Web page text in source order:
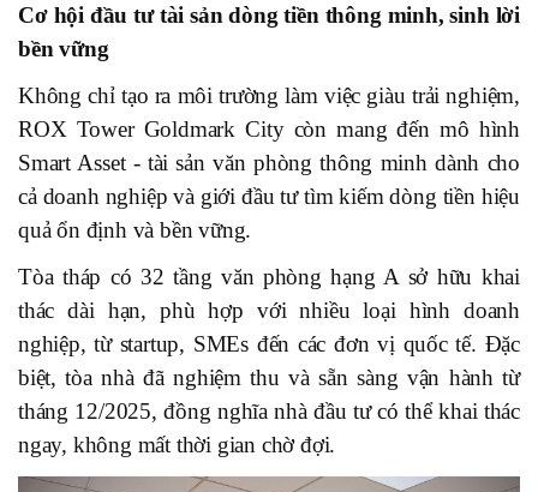
Cơ hội đầu tư tài sản dòng tiền thông minh, sinh lời
bền vững
Không chỉ tạo ra môi trường làm việc giàu trải nghiệm,
ROX Tower Goldmark City còn mang đến mô hình
Smart Asset - tài sản văn phòng thông minh dành cho
cả doanh nghiệp và giới đầu tư tìm kiếm dòng tiền hiệu
quả ổn định và bền vững.
Tòa tháp có 32 tầng văn phòng hạng A sở hữu khai
thác dài hạn, phù hợp với nhiều loại hình doanh
nghiệp, từ startup, SMEs đến các đơn vị quốc tế. Đặc
biệt, tòa nhà đã nghiệm thu và sẵn sàng vận hành từ
tháng 12/2025, đồng nghĩa nhà đầu tư có thể khai thác
ngay, không mất thời gian chờ đợi.